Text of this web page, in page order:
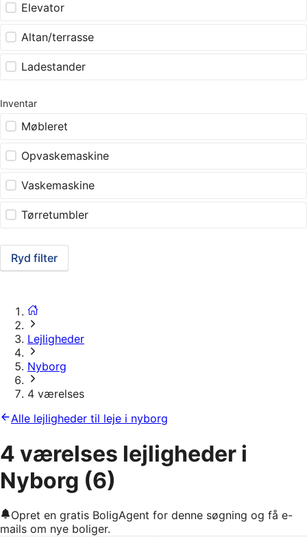
Elevator
Altan/terrasse
Ladestander
Inventar
Møbleret
Opvaskemaskine
Vaskemaskine
Tørretumbler
Ryd filter
Lejligheder
Nyborg
4 værelses
Alle lejligheder til leje i nyborg
4 værelses lejligheder i
Nyborg (6)
Opret en gratis BoligAgent for denne søgning og få e-
mails om nye boliger.